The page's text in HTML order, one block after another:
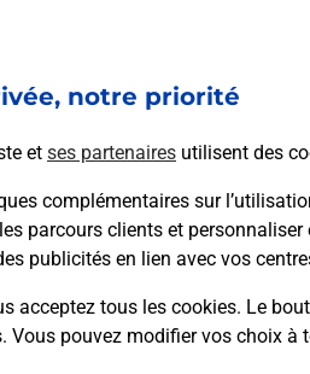
notre priorité
et ses partenaires utilisent des
complémentaires sur
parcours clients et
publicités en lien avec vos
acceptez tous les cookies. Le
Vous pouvez modifier vos choix
samedi à